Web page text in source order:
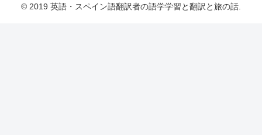
© 2019 英語・スペイン語翻訳者の語学学習と翻訳と旅の話.